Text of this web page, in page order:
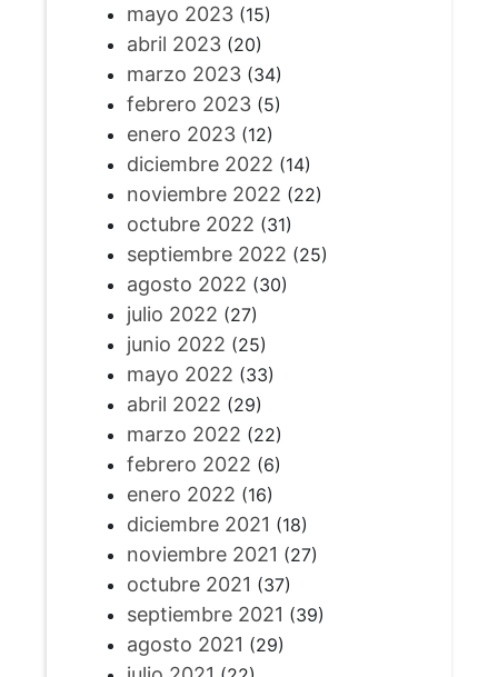
mayo 2023(15)
abril 2023(20)
marzo 2023(34)
febrero 2023(5)
enero 2023(12)
diciembre 2022 (14)
noviembre 2022 (22)
octubre 2022 (31)
septiembre 2022 (25)
agosto 2022 (30)
julio 2022 (27)
junio 2022 (25)
mayo 2022 (33)
abril 2022 (29)
marzo 2022 (22)
febrero 2022 (6)
enero 2022 (16)
diciembre 2021 (18)
noviembre 2021 (27)
octubre 2021 (37)
septiembre 2021 (39)
agosto 2021 (29)